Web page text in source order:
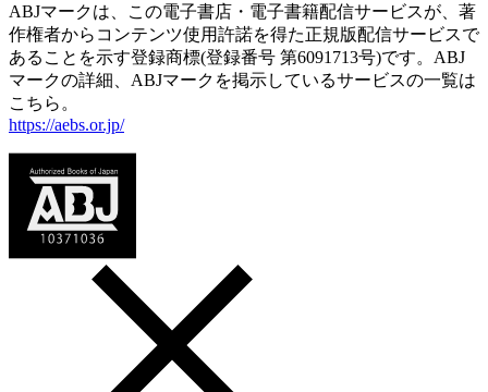
ABJマークは、この電子書店・電子書籍配信サービスが、著
作権者からコンテンツ使用許諾を得た正規版配信サービスで
あることを示す登録商標(登録番号 第6091713号)です。ABJ
マークの詳細、ABJマークを掲示しているサービスの一覧は
こちら。
https://aebs.or.jp/